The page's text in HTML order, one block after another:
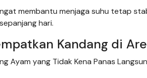
membantu menjaga suhu tetap
hari.
Kandang di
Ayam yang Tidak Kena Panas